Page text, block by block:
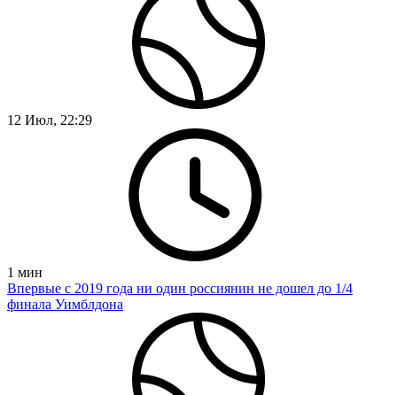
12 Июл, 22:29
1 мин
Впервые с 2019 года ни один россиянин не дошел до 1/4
финала Уимблдона